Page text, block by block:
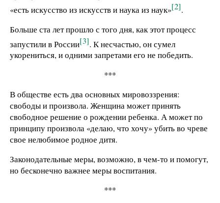
«есть искусство из искусств и наука из наук»[2].
Больше ста лет прошло с того дня, как этот процесс
запустили в России[3]. К несчастью, он сумел
укорениться, и одними запретами его не победить.
***
В обществе есть два основных мировоззрения:
свободы и произвола. Женщина может принять
свободное решение о рождении ребенка. А может по
принципу произвола «делаю, что хочу» убить во чреве
свое нелюбимое родное дитя.
Законодательные меры, возможно, в чем-то и помогут,
но бесконечно важнее меры воспитания.
***